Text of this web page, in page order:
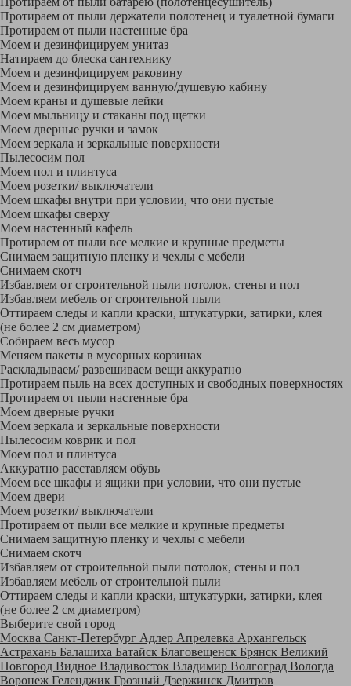
Протираем от пыли держатели полотенец и туалетной бумаги
Протираем от пыли настенные бра
Моем и дезинфицируем унитаз
Натираем до блеска сантехнику
Моем и дезинфицируем раковину
Моем и дезинфицируем ванную/душевую кабину
Моем краны и душевые лейки
Моем мыльницу и стаканы под щетки
Моем дверные ручки и замок
Моем зеркала и зеркальные поверхности
Пылесосим пол
Моем пол и плинтуса
Моем розетки/ выключатели
Моем шкафы внутри при условии, что они пустые
Моем шкафы сверху
Моем настенный кафель
Протираем от пыли все мелкие и крупные предметы
Снимаем защитную пленку и чехлы с мебели
Снимаем скотч
Избавляем от строительной пыли потолок, стены и пол
Избавляем мебель от строительной пыли
Оттираем следы и капли краски, штукатурки, затирки, клея
(не более 2 см диаметром)
Собираем весь мусор
Меняем пакеты в мусорных корзинах
Раскладываем/ развешиваем вещи аккуратно
Протираем пыль на всех доступных и свободных поверхностях
Протираем от пыли настенные бра
Моем дверные ручки
Моем зеркала и зеркальные поверхности
Пылесосим коврик и пол
Моем пол и плинтуса
Аккуратно расставляем обувь
Моем все шкафы и ящики при условии, что они пустые
Моем двери
Моем розетки/ выключатели
Протираем от пыли все мелкие и крупные предметы
Снимаем защитную пленку и чехлы с мебели
Снимаем скотч
Избавляем от строительной пыли потолок, стены и пол
Избавляем мебель от строительной пыли
Оттираем следы и капли краски, штукатурки, затирки, клея
(не более 2 см диаметром)
Выберите свой город
Москва Санкт-Петербург Адлер Апрелевка Архангельск
Астрахань Балашиха Батайск Благовещенск Брянск Великий
Новгород Видное Владивосток Владимир Волгоград Вологда
Воронеж Геленджик Грозный Дзержинск Дмитров